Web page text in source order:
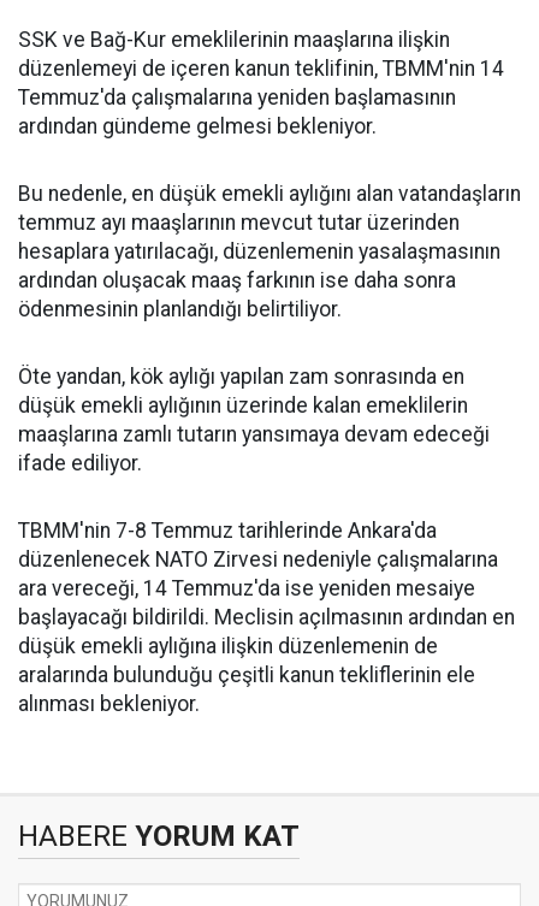
SSK ve Bağ-Kur emeklilerinin maaşlarına ilişkin
düzenlemeyi de içeren kanun teklifinin, TBMM'nin 14
Temmuz'da çalışmalarına yeniden başlamasının
ardından gündeme gelmesi bekleniyor.
Bu nedenle, en düşük emekli aylığını alan vatandaşların
temmuz ayı maaşlarının mevcut tutar üzerinden
hesaplara yatırılacağı, düzenlemenin yasalaşmasının
ardından oluşacak maaş farkının ise daha sonra
ödenmesinin planlandığı belirtiliyor.
Öte yandan, kök aylığı yapılan zam sonrasında en
düşük emekli aylığının üzerinde kalan emeklilerin
maaşlarına zamlı tutarın yansımaya devam edeceği
ifade ediliyor.
TBMM'nin 7-8 Temmuz tarihlerinde Ankara'da
düzenlenecek NATO Zirvesi nedeniyle çalışmalarına
ara vereceği, 14 Temmuz'da ise yeniden mesaiye
başlayacağı bildirildi. Meclisin açılmasının ardından en
düşük emekli aylığına ilişkin düzenlemenin de
aralarında bulunduğu çeşitli kanun tekliflerinin ele
alınması bekleniyor.
HABERE YORUM KAT